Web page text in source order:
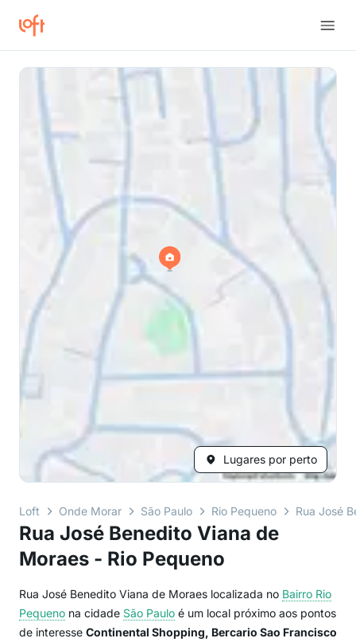
Lugares por perto
Loft Onde Morar São Paulo Rio Pequeno Rua José
Rua José Benedito Viana de
Moraes - Rio Pequeno
Rua José Benedito Viana de Moraes localizada no Bairro Rio
Pequeno na cidade São Paulo é um local próximo aos pontos
de interesse Continental Shopping, Bercario Sao Francisco